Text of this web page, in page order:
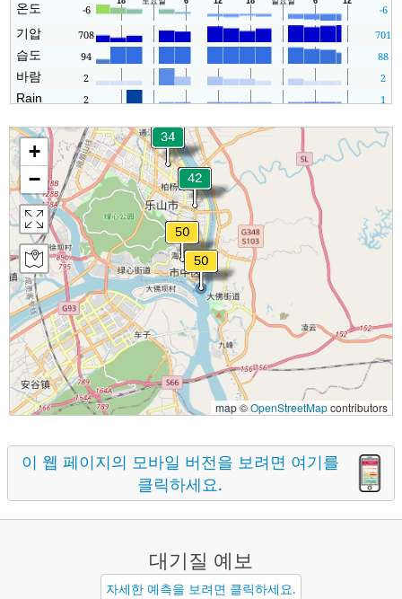
온도 -6 -6
기압 708 701
습도 94 88
바람 2 2
Rain 2 1
+
−
map ©OpenStreetMapcontributors
이 웹 페이지의 모바일 버전을 보려면 여기를
클릭하세요.
대기질 예보
자세한 예측을 보려면 클릭하세요.